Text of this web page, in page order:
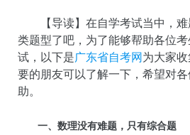
【导读】在自学考试当中，难
类题型了吧，为了能够帮助各位
试，以下是广东省自考网为大家
要的朋友可以了解一下，希望对
助。
一、数理没有难题，只有综合题